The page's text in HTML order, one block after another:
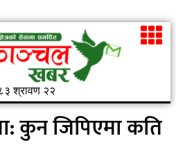
श्रावण २२
कुन जिपिएमा कति